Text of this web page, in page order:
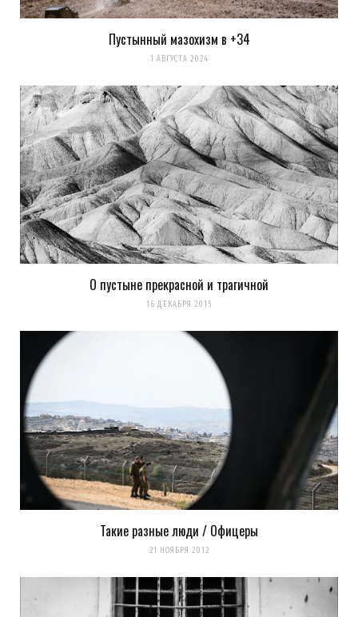
Пустынный мазохизм в +34
1 АВГУСТА 2024
О пустыне прекрасной и трагичной
16 ДЕКАБРЯ 2015
Такие разные люди / Офицеры
21 НОЯБРЯ 2012